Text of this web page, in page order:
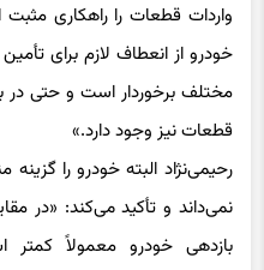
واردات قطعات را راهکاری
خودرو از انعطاف لازم برای
مختلف برخوردار است و حتی در
قطعات نیز وجود دارد.»
رحیمی‌نژاد البته خودرو را
نمی‌داند و تأکید می‌کند: «در
بازدهی خودرو معمولاً کمتر